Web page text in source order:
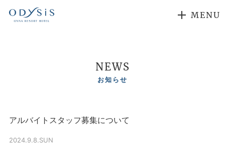
MENU
NEWS
お知らせ
アルバイトスタッフ募集について
2024.9.8.SUN